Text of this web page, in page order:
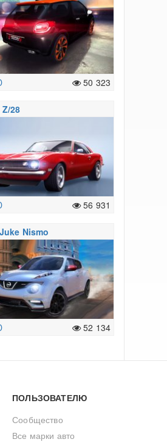
50 323
28
56 931
Nismo
52 134
ПОЛЬЗОВАТЕЛЮ
Сообщество
Все марки авто